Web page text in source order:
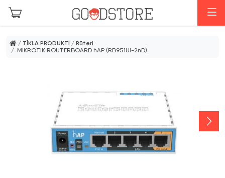
Skip to main content
/ TĪKLA PRODUKTI / Rūteri
/ MIKROTIK ROUTERBOARD hAP (RB951Ui-2nD)